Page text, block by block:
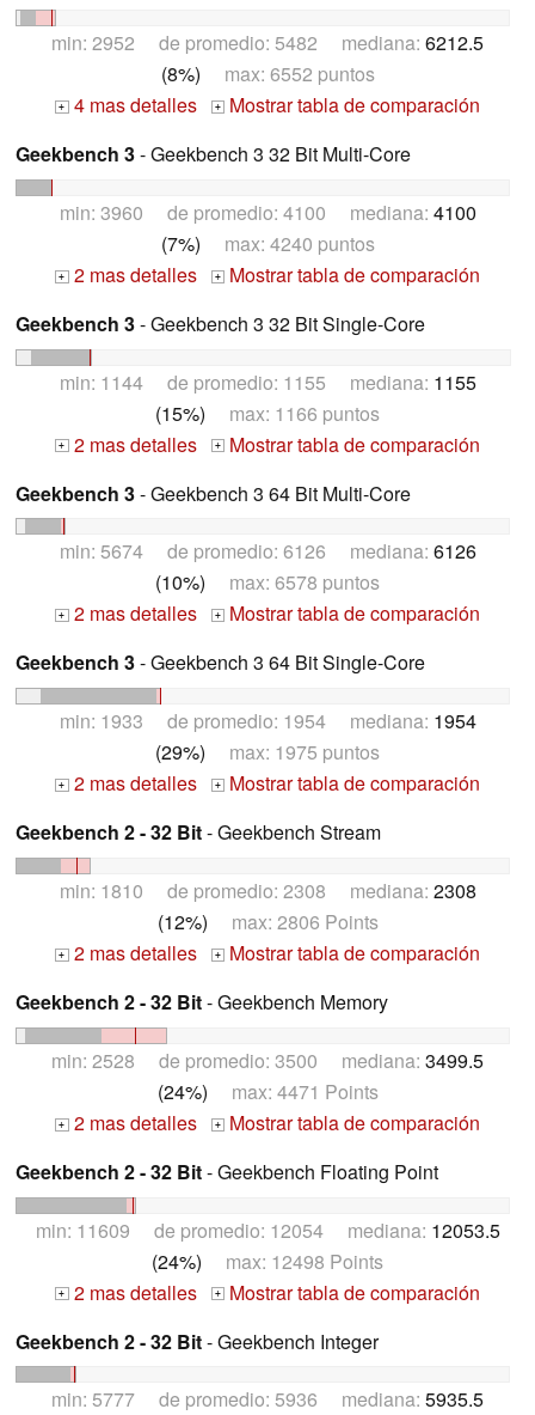
min: 2952 de promedio: 5482 mediana: 6212.5
(8%) max: 6552 puntos
+ 4 mas detalles +
Mostrar tabla de comparación
Geekbench 3- Geekbench 3 32 Bit Multi-Core
min: 3960 de promedio: 4100 mediana: 4100
(7%) max: 4240 puntos
+ 2 mas detalles +
Mostrar tabla de comparación
Geekbench 3- Geekbench 3 32 Bit Single-Core
min: 1144 de promedio: 1155 mediana: 1155
(15%) max: 1166 puntos
+ 2 mas detalles +
Mostrar tabla de comparación
Geekbench 3- Geekbench 3 64 Bit Multi-Core
min: 5674 de promedio: 6126 mediana: 6126
(10%) max: 6578 puntos
+ 2 mas detalles +
Mostrar tabla de comparación
Geekbench 3- Geekbench 3 64 Bit Single-Core
min: 1933 de promedio: 1954 mediana: 1954
(29%) max: 1975 puntos
+ 2 mas detalles +
Mostrar tabla de comparación
Geekbench 2 - 32 Bit- Geekbench Stream
min: 1810 de promedio: 2308 mediana: 2308
(12%) max: 2806 Points
+ 2 mas detalles +
Mostrar tabla de comparación
Geekbench 2 - 32 Bit- Geekbench Memory
min: 2528 de promedio: 3500 mediana: 3499.5
(24%) max: 4471 Points
+ 2 mas detalles +
Mostrar tabla de comparación
Geekbench 2 - 32 Bit- Geekbench Floating Point
min: 11609 de promedio: 12054 mediana: 12053.5
(24%) max: 12498 Points
+ 2 mas detalles +
Mostrar tabla de comparación
Geekbench 2 - 32 Bit- Geekbench Integer
min: 5777 de promedio: 5936 mediana: 5935.5